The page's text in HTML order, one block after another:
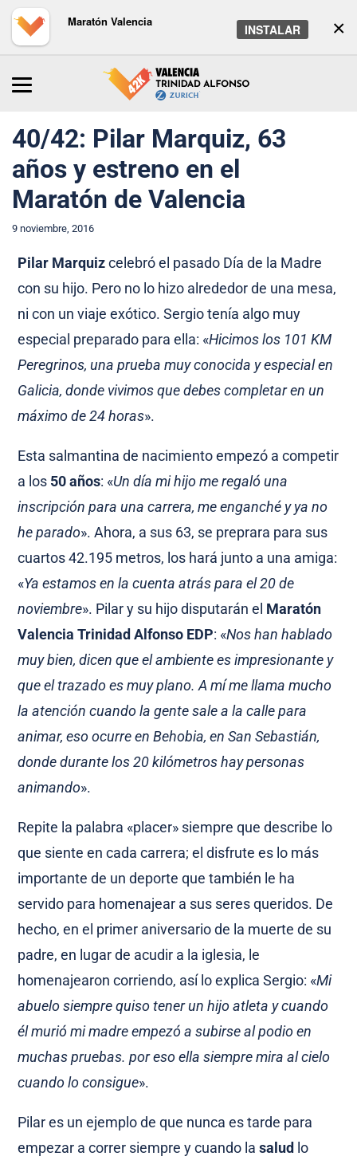
×
Maratón Valencia
INSTALAR
Noticias
40/42: Pilar Marquiz, 63
años y estreno en el
Maratón de Valencia
9 noviembre, 2016
Pilar Marquizcelebró el pasado Día de la Madre
con su hijo. Pero no lo hizo alrededor de una mesa,
ni con un viaje exótico. Sergio tenía algo muy
especial preparado para ella: «Hicimos los 101 KM
Peregrinos, una prueba muy conocida y especial en
Galicia, donde vivimos que debes completar en un
máximo de 24 horas».
Esta salmantina de nacimiento empezó a competir
a los 50 años: «Un día mi hijo me regaló una
inscripción para una carrera, me enganché y ya no
he parado». Ahora, a sus 63, se preprara para sus
cuartos 42.195 metros, los hará junto a una amiga:
«Ya estamos en la cuenta atrás para el 20 de
noviembre». Pilar y su hijo disputarán el Maratón
Valencia Trinidad Alfonso EDP: «Nos han hablado
muy bien, dicen que el ambiente es impresionante y
que el trazado es muy plano. A mí me llama mucho
la atención cuando la gente sale a la calle para
animar, eso ocurre en Behobia, en San Sebastián,
donde durante los 20 kilómetros hay personas
animando».
Repite la palabra «placer» siempre que describe lo
que siente en cada carrera; el disfrute es lo más
importante de un deporte que también le ha
servido para homenajear a sus seres queridos. De
hecho, en el primer aniversario de la muerte de su
padre, en lugar de acudir a la iglesia, le
homenajearon corriendo, así lo explica Sergio: «Mi
abuelo siempre quiso tener un hijo atleta y cuando
él murió mi madre empezó a subirse al podio en
muchas pruebas. por eso ella siempre mira al cielo
cuando lo consigue».
Pilar es un ejemplo de que nunca es tarde para
empezar a correr siempre y cuando lasalud lo